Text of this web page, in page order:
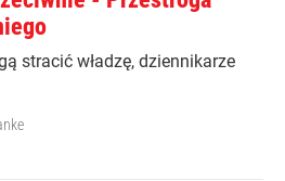
stracić władzę, dziennikarze